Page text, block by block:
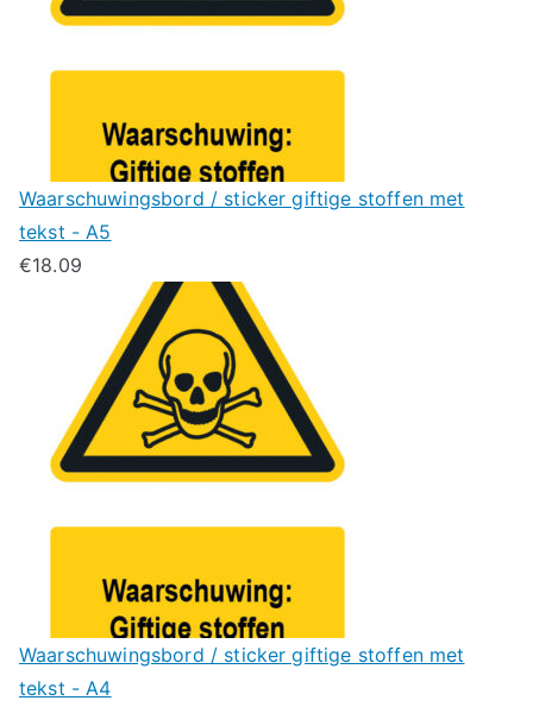
Waarschuwingsbord / sticker giftige stoffen met
tekst - A5
€18.09
Waarschuwingsbord / sticker giftige stoffen met
tekst - A4